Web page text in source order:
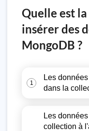
Quelle est
insérer des
MongoDB ?
1
Les
dans la
Les
collection à